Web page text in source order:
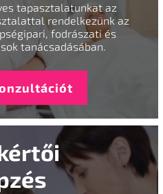
tapasztalatunkat az
rendelkezünk az
fodrászati és
tanácsadásában.